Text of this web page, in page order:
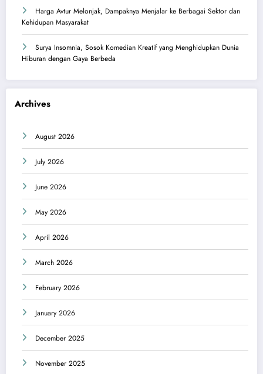
Harga Avtur Melonjak, Dampaknya Menjalar ke Berbagai Sektor dan
Kehidupan Masyarakat
Surya Insomnia, Sosok Komedian Kreatif yang Menghidupkan Dunia
Hiburan dengan Gaya Berbeda
Archives
August 2026
July 2026
June 2026
May 2026
April 2026
March 2026
February 2026
January 2026
December 2025
November 2025